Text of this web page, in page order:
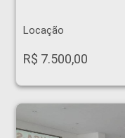
Locação
R$ 7.500,00